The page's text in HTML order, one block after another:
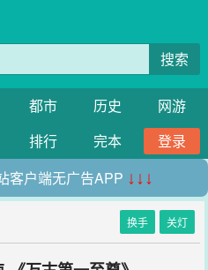
搜索
都市 历史
网游
排行 完本
登录
客户端无广告APP ↓↓↓
换手 关灯